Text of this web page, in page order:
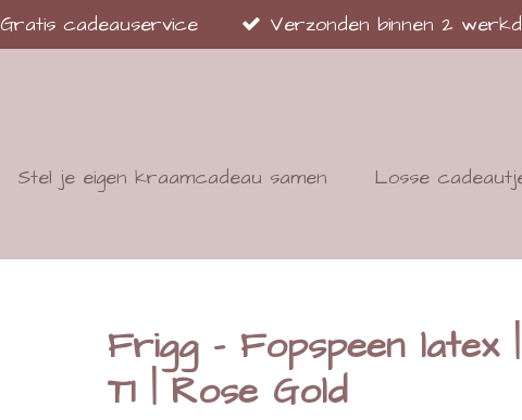
Gratis cadeauservice Verzonden binnen 2
Stel je eigen kraamcadeau samen Losse
Frigg - Fopspeen latex
T1 | Rose Gold